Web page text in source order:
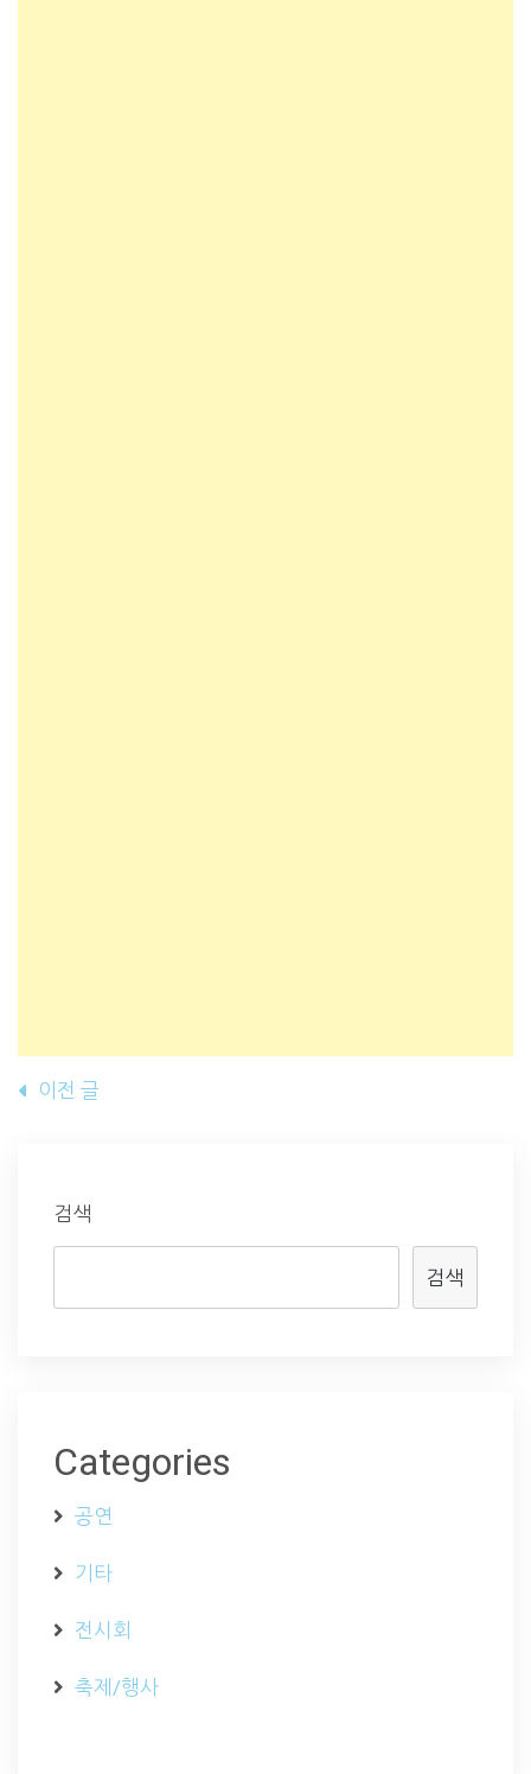
글이전 글
검색
검색
Categories
공연
기타
전시회
축제/행사